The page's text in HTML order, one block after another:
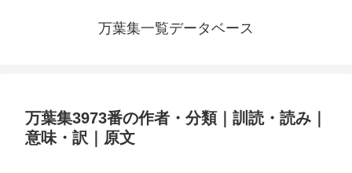
万葉集一覧データベース
万葉集3973番の作者・分類｜訓読・読み｜
意味・訳｜原文